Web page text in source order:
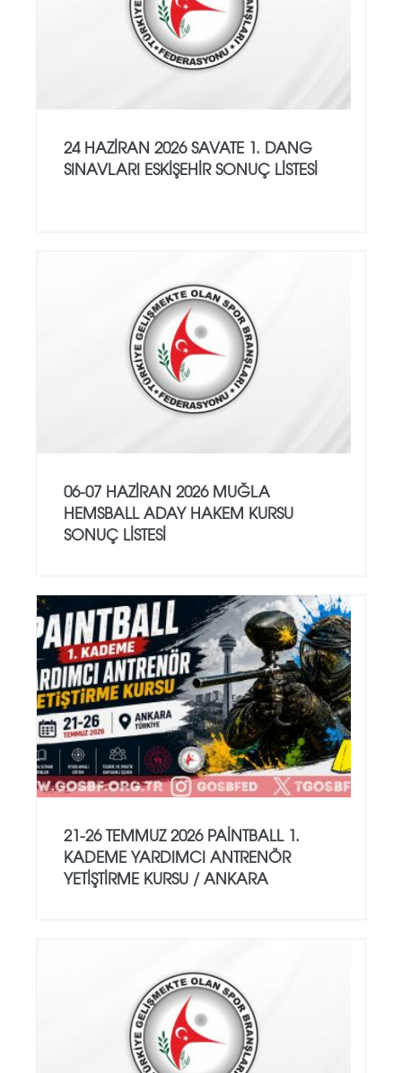
24 HAZİRAN 2026 SAVATE 1. DANG
SINAVLARI ESKİŞEHİR SONUÇ LİSTESİ
06-07 HAZİRAN 2026 MUĞLA
HEMSBALL ADAY HAKEM KURSU
SONUÇ LİSTESİ
21-26 TEMMUZ 2026 PAİNTBALL 1.
KADEME YARDIMCI ANTRENÖR
YETİŞTİRME KURSU / ANKARA